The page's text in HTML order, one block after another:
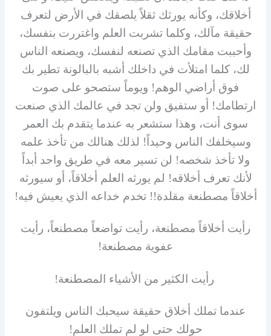
أخلاقك، وكأنه يورثك ثقلاً يلصقك في الأرض لتعرف
حقيقة مآلك، وكلما تشربت العلم واغتررت بنفسك،
وأحببت مقامك الذي تصنعه لنفسك، ويصنعه الناس
لك، كلما امتلأت في داخلك أشبه بالبالونة تطير بك
فوق أراضي الوهم! ويوماً ستصحو على صوت
ارتطامك! أو ستفيق ولن تجد في عالمك الذي صنعت
سوى أنت، وهذا ستشعر به عندما يتقدم بك العمر
وسيخلفك الناس وحيداً! لذلك هنالك من تأخذ علمه
ولا تأخذ شخصه! لن تسير معه في طريق واحد أبداً
لأنك تعرف أخلاقه! لم يورثه العلم أخلاقاً، أو سيورثه
أخلاقاً مصطنعة مقلدة!! تخدم خداعه الذي يعيش فيه!
رأيت أخلاقاً مصطنعة، رأيت تواضعاً مصطنعاً، رأيت
عفوية مصطنعة!
رأيت الكثير من الأشياء المصطنعة!
عندما تملك أخلاق حقيقة سيحبك الناس ويلتفون
حولك حتى لو لم تملك العلم!